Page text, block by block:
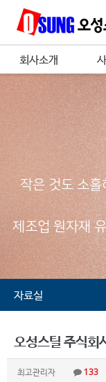
회사소개
작은 것도 소
제조업 원자재
자료실
오성스틸 주식회
최고관리자 133